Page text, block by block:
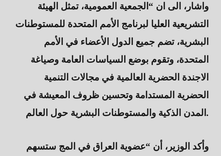
واشار، الى ان “الجمعية العمومية، تمثل الهيئة
التشريعية العليا لبرنامج الأمم المتحدة للمستوطنات
البشرية، تضم جميع الدول الأعضاء في الأمم
المتحدة، وتقوم بوضع السياسات العامة وصياغة
الاجندة الحضرية العالمية في مجالات التنمية
الحضرية المستدامة وتحسين ظروف المعيشة في
المدن الذكية والمستوطنات البشرية حول العالم.
وأكد الوزير، أن “عضوية العراق في المج ستسهم